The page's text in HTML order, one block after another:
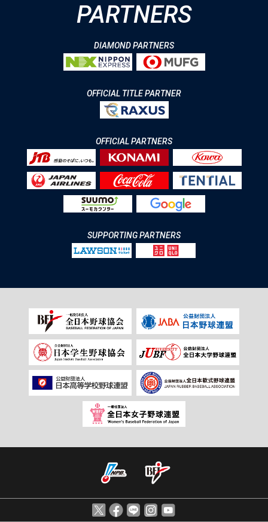
PARTNERS
DIAMOND PARTNERS
OFFICIAL TITLE PARTNER
OFFICIAL PARTNERS
SUPPORTING PARTNERS